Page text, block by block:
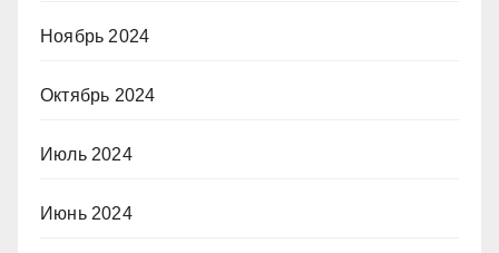
Ноябрь 2024
Октябрь 2024
Июль 2024
Июнь 2024